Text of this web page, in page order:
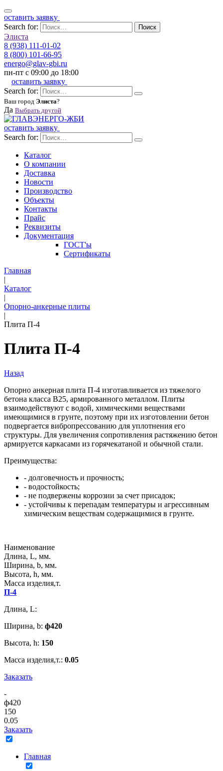
оставить заявку
Search for:
Поиск
Элиста
8 (938) 111-01-02
8 (800) 101-66-95
energo@glav-gbi.ru
пн-пт с 09:00 до 18:00
оставить заявку
Search for:
Ваш город Элиста?
Да Выбрать другой
оставить заявку
Search for:
Каталог
О компании
Доставка
Новости
Производство
Объекты
Контакты
Прайс
Реквизиты
Документация
ГОСТ'ы
Сертификаты
Главная
|
Каталог
|
Опорно-анкерные плиты
|
Плита П-4
Плита П-4
Назад
Опорно анкерная плита П-4 изготавливается из тяжелого
бетона класса В25, армированного металлом. Плиты
взаимодействуют с водой, химическими веществами
имеющимися в грунте, поэтому при их изготовлении бетон
подвергается вибропрессованию для уплотнения его
структуры. Для увеличения сопротивления растяжению бетон
армируется каркасами из горячекатаной и обычной стали.
Преимущества:
- долговечность и прочность;
- водостойкость;
- не подвержены коррозии за счет присадок;
- устойчивы к перепадам температуры и агрессивным
химическим веществам содержащимися в грунте.
Наименование
Длина, L, мм.
Ширина, b, мм.
Высота, h, мм.
Масса изделия,т.
П-4
Длина, L:
Ширина, b: ф420
Высота, h: 150
Масса изделия,т.: 0.05
Заказать
-
ф420
150
0.05
Заказать
Главная